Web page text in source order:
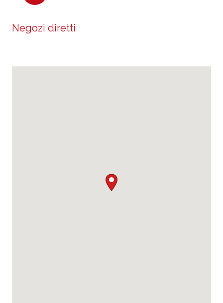
Negozi diretti